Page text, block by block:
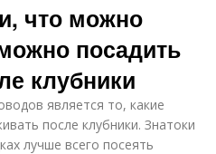
что можно
посадить
клубники
является то, какие
после клубники. Знатоки
лучше всего посеять